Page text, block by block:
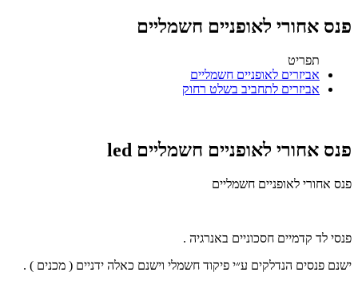
פנס אחורי לאופניים חשמליים
תפריט
אביזרים לאופניים חשמליים
אביזרים לתחביב בשלט רחוק
פנס אחורי לאופניים חשמליים led
פנס אחורי לאופניים חשמליים
פנסי לד קדמיים חסכוניים באנרגיה .
ישנם פנסים הנדלקים ע״י פיקוד חשמלי וישנם כאלה ידניים ( מכנים ) .